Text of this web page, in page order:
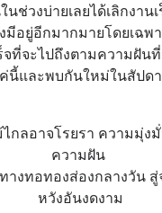
นช่วงบ่ายเลยได้เลิกงา
อยู่อีกมากมายโดยเฉพ
จที่จะไปถึงตามความฝัน
ค่นี้และพบกันใหม่ในสัป
กลอาจโรยรา ความมุ่ง
ความฝัน
างทอทองส่องกลางวัน
หวังอันงดงาม